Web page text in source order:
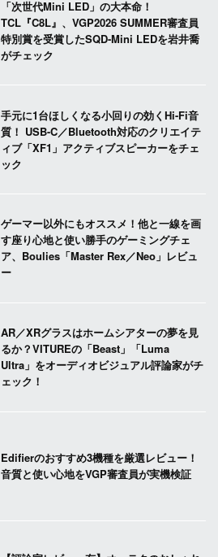
「次世代Mini LED」の大本命！
TCL『C8L』、VGP2026 SUMMER審査員
特別賞を受賞したSQD-Mini LEDを岩井喬
がチェック
手元に1台ほしくなる小回りの効くHi-Fi音
質！ USB-C／Bluetooth対応のクリエイテ
ィブ「XF1」アクティブスピーカーをチェ
ック
ゲーマー以外にもオススメ！他と一線を画
す座り心地と使い勝手のゲーミングチェ
ア、Boulies「Master Rex／Neo」レビュ
ー
AR／XRグラスはホームシアターの夢を見
るか？VITUREの「Beast」「Luma
Ultra」をオーディオビジュアル評論家がチ
ェック！
Edifierのおすすめ3機種を厳選レビュー！
音質と使い心地をVGP審査員が実機検証